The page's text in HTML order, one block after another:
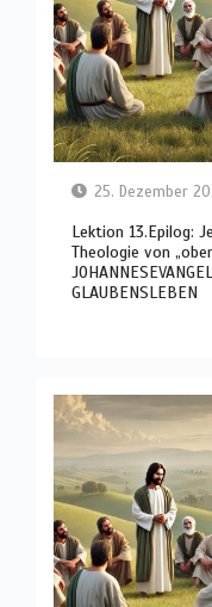
25. Dezember
Lektion 13.Epilog:
Theologie von
GLAUBENSLEBEN